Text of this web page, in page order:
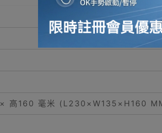
高160 毫米 (L230×W135×H160